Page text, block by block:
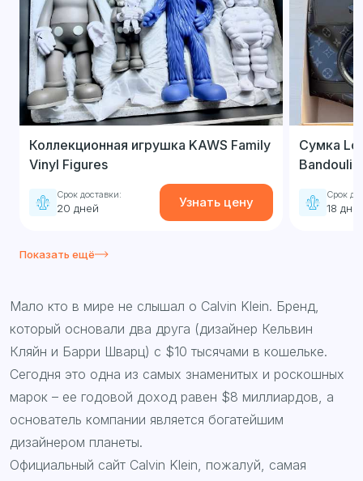
Коллекционная игрушка KAWS Family
Vinyl Figures
Срок доставки:
20 дней Узнать цену
Сумка
Срок
18
Показать ещё
Мало кто в мире не слышал о Сalvin Klein. Бренд,
который основали два друга (дизайнер Кельвин
Кляйн и Барри Шварц) с $10 тысячами в кошельке.
Сегодня это одна из самых знаменитых и роскошных
марок – ее годовой доход равен $8 миллиардов, а
основатель компании является богатейшим
дизайнером планеты.
Официальный сайт Сalvin Klein, пожалуй, самая